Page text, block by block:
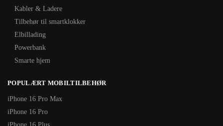
Kabler & Ladere
Tilbehør til smartklokker
Elbillading
Powerbank
Smarte hjem
POPULÆRT MOBILTILBEHØR
iPhone 16 Pro Max
iPhone 16 Pro